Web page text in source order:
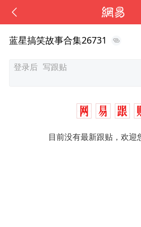
蓝星搞笑故事合集26731
目前没有最新跟贴，欢迎